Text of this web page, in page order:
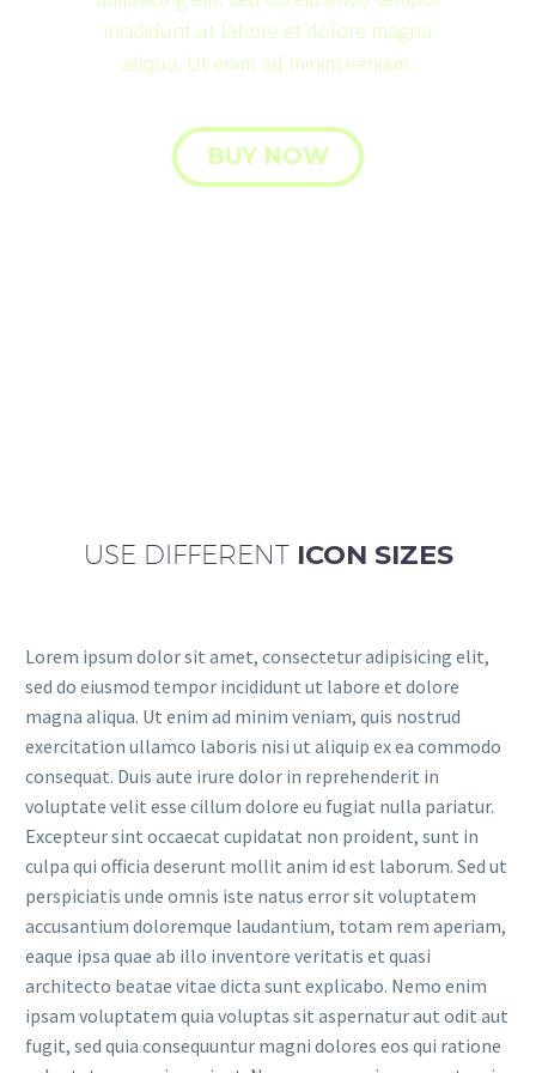
incididunt ut labore et dolore magna
aliqua. Ut enim ad minim veniam.
BUY NOW
USE DIFFERENTICON SIZES
Lorem ipsum dolor sit amet, consectetur adipisicing elit,
sed do eiusmod tempor incididunt ut labore et dolore
magna aliqua. Ut enim ad minim veniam, quis nostrud
exercitation ullamco laboris nisi ut aliquip ex ea commodo
consequat. Duis aute irure dolor in reprehenderit in
voluptate velit esse cillum dolore eu fugiat nulla pariatur.
Excepteur sint occaecat cupidatat non proident, sunt in
culpa qui officia deserunt mollit anim id est laborum. Sed ut
perspiciatis unde omnis iste natus error sit voluptatem
accusantium doloremque laudantium, totam rem aperiam,
eaque ipsa quae ab illo inventore veritatis et quasi
architecto beatae vitae dicta sunt explicabo. Nemo enim
ipsam voluptatem quia voluptas sit aspernatur aut odit aut
fugit, sed quia consequuntur magni dolores eos qui ratione